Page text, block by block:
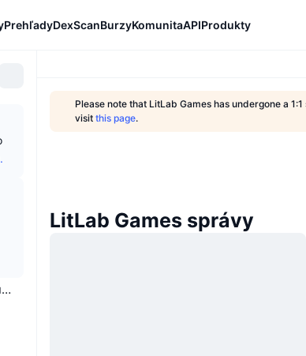
PrehľadyDexScanBurzyKomunitaAPIProdukty
Please note that LitLab Games has undergone a
visit this page.
LitLab Games správy